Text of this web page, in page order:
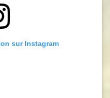
sur Instagram